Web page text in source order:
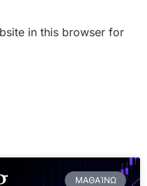
in this browser for
ΜΑΘΑΊΝΩ